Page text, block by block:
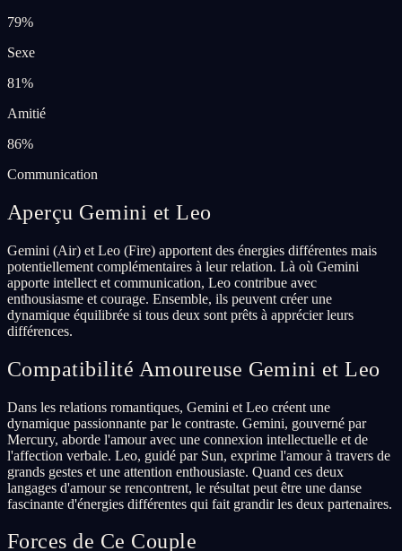
79%
Sexe
81%
Amitié
86%
Communication
Aperçu Gemini et Leo
Gemini (Air) et Leo (Fire) apportent des énergies différentes mais
potentiellement complémentaires à leur relation. Là où Gemini
apporte intellect et communication, Leo contribue avec
enthousiasme et courage. Ensemble, ils peuvent créer une
dynamique équilibrée si tous deux sont prêts à apprécier leurs
différences.
Compatibilité Amoureuse Gemini et Leo
Dans les relations romantiques, Gemini et Leo créent une
dynamique passionnante par le contraste. Gemini, gouverné par
Mercury, aborde l'amour avec une connexion intellectuelle et de
l'affection verbale. Leo, guidé par Sun, exprime l'amour à travers de
grands gestes et une attention enthousiaste. Quand ces deux
langages d'amour se rencontrent, le résultat peut être une danse
fascinante d'énergies différentes qui fait grandir les deux partenaires.
Forces de Ce Couple